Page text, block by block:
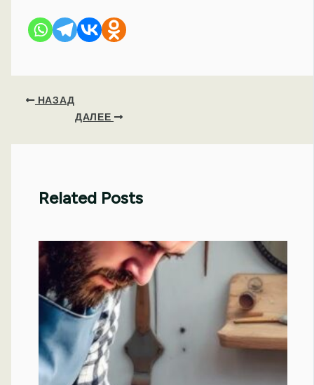
НАЗАД
ДАЛЕЕ
Related Posts